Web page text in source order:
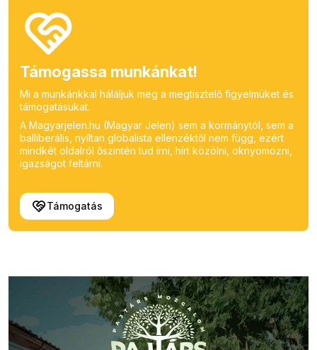
Támogassa munkánkat!
Mi a munkánkkal háláljuk meg a megtisztelő figyelmüket és
támogatásukat.
A Magyarjelen.hu (Magyar Jelen) sem a kormánytól, sem a
balliberális, nyíltan globalista ellenzéktől nem függ, ezért
mindkét oldalról őszintén tud írni, hírt közölni, oknyomozni,
igazságot feltárni.
Támogatás